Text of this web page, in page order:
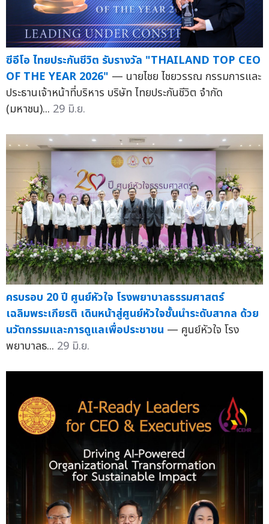
ซีอีโอ ไทยประกันชีวิต รับรางวัล "THAILAND TOP CEO
OF THE YEAR 2026" — นายไชย ไชยวรรณ กรรมการและ
ประธานเจ้าหน้าที่บริหาร บริษัท ไทยประกันชีวิต จำกัด
(มหาชน)... 29 มิ.ย.
ครบรอบ 20 ปี ศูนย์หัวใจ โรงพยาบาลธรรมศาสตร์
เฉลิมพระเกียรติ เดินหน้าสู่ศูนย์หัวใจชั้นนำระดับสากล ด้วย
นวัตกรรมและการดูแลเพื่อประชาชน — ศูนย์หัวใจ โรง
พยาบาลธ... 29 มิ.ย.